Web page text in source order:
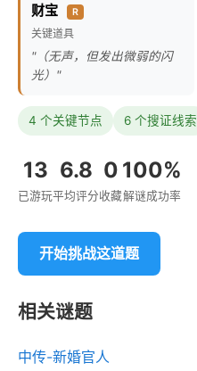
财宝 R
关键道具
"（无声，但发出微弱的闪
光）"
4 个关键节点 6 个搜证线索
13
已游玩
6.8
平均评分
0
收藏
100%
解谜成功率
开始挑战这道题
相关谜题
中传-新婚官人